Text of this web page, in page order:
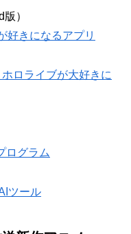
）
きになるアプリ
ロライブが大好きに
ログラム
ツール